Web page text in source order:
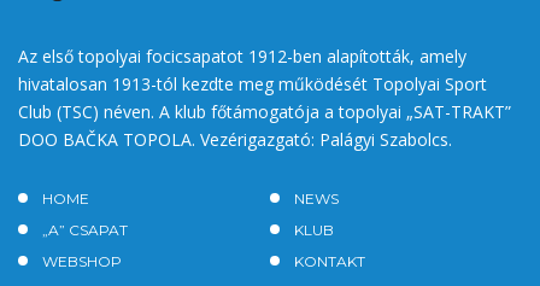
Az első topolyai focicsapatot 1912-ben alapították, amely
hivatalosan 1913-tól kezdte meg működését Topolyai Sport
Club (TSC) néven. A klub főtámogatója a topolyai „SAT-TRAKT”
DOO BAČKA TOPOLA. Vezérigazgató: Palágyi Szabolcs.
HOME
NEWS
„A” CSAPAT
KLUB
WEBSHOP
KONTAKT